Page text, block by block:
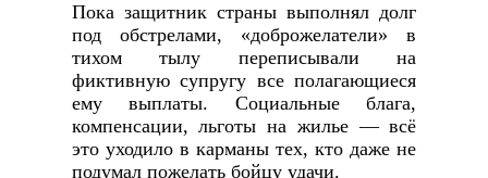
Пока защитник страны выполнял долг
под обстрелами, «доброжелатели» в
тихом тылу переписывали на
фиктивную супругу все полагающиеся
ему выплаты. Социальные блага,
компенсации, льготы на жилье — всё
это уходило в карманы тех, кто даже не
подумал пожелать бойцу удачи.